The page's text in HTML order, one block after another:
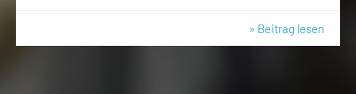
» Beitrag lesen